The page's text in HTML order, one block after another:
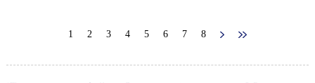
1 2 3 4 5 6 7 8